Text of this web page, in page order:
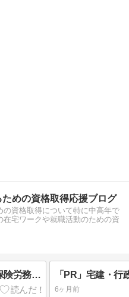
めの資格取得応援ブログ
の資格取得について特に中高年で
在宅ワークや就職活動のための資
「PR」宅建・行政書士・社会保険労務士・FP2等が月々1628円のサブスクでスマホで学べる
6ヶ月前